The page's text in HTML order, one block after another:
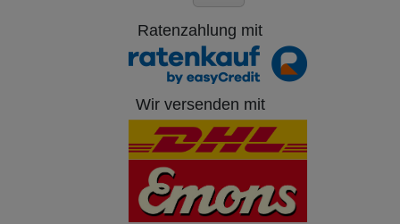
Ratenzahlung mit
Wir versenden mit